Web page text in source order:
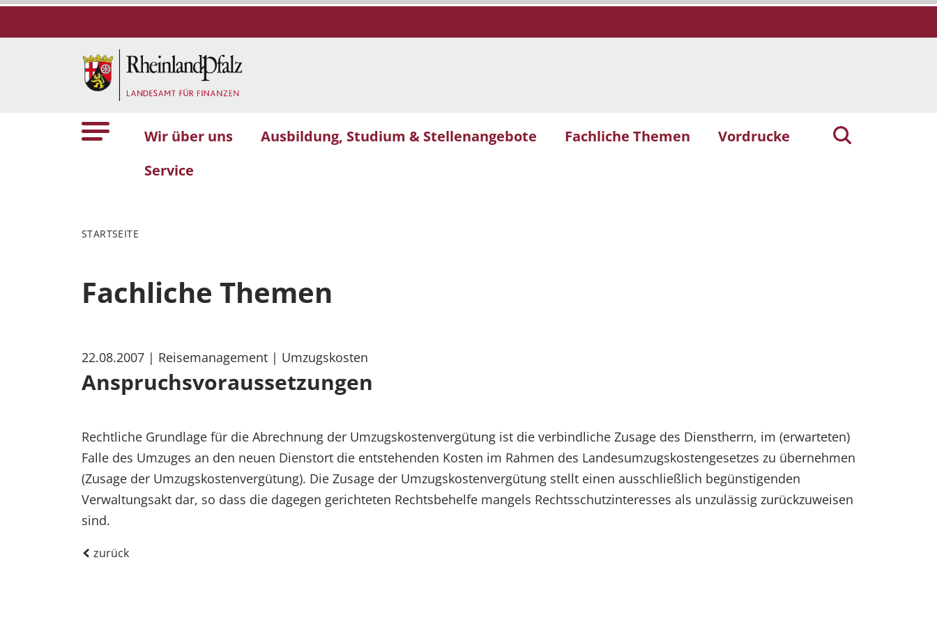
Wir über uns Ausbildung, Studium & Stellenangebote Fachliche Themen
Vordrucke
Service
STARTSEITE
Fachliche Themen
22.08.2007 | Reisemanagement | Umzugskosten
Anspruchsvoraussetzungen
Rechtliche Grundlage für die Abrechnung der Umzugskostenvergütung ist die verbindliche Zusage des Dienstherrn, im (erwarteten)
Falle des Umzuges an den neuen Dienstort die entstehenden Kosten im Rahmen des Landesumzugskostengesetzes zu übernehmen
(Zusage der Umzugskostenvergütung). Die Zusage der Umzugskostenvergütung stellt einen ausschließlich begünstigenden
Verwaltungsakt dar, so dass die dagegen gerichteten Rechtsbehelfe mangels Rechtsschutzinteresses als unzulässig zurückzuweisen
sind.
zurück